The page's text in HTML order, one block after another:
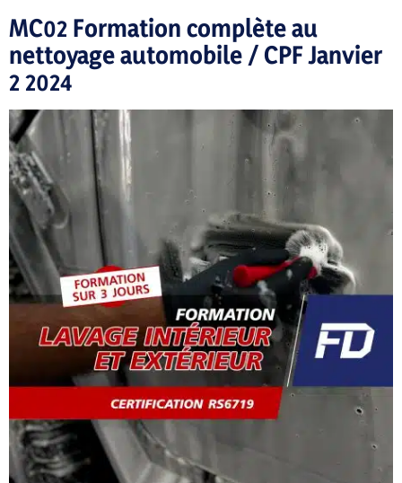
MC02 Formation complète au
nettoyage automobile / CPF Janvier
2 2024